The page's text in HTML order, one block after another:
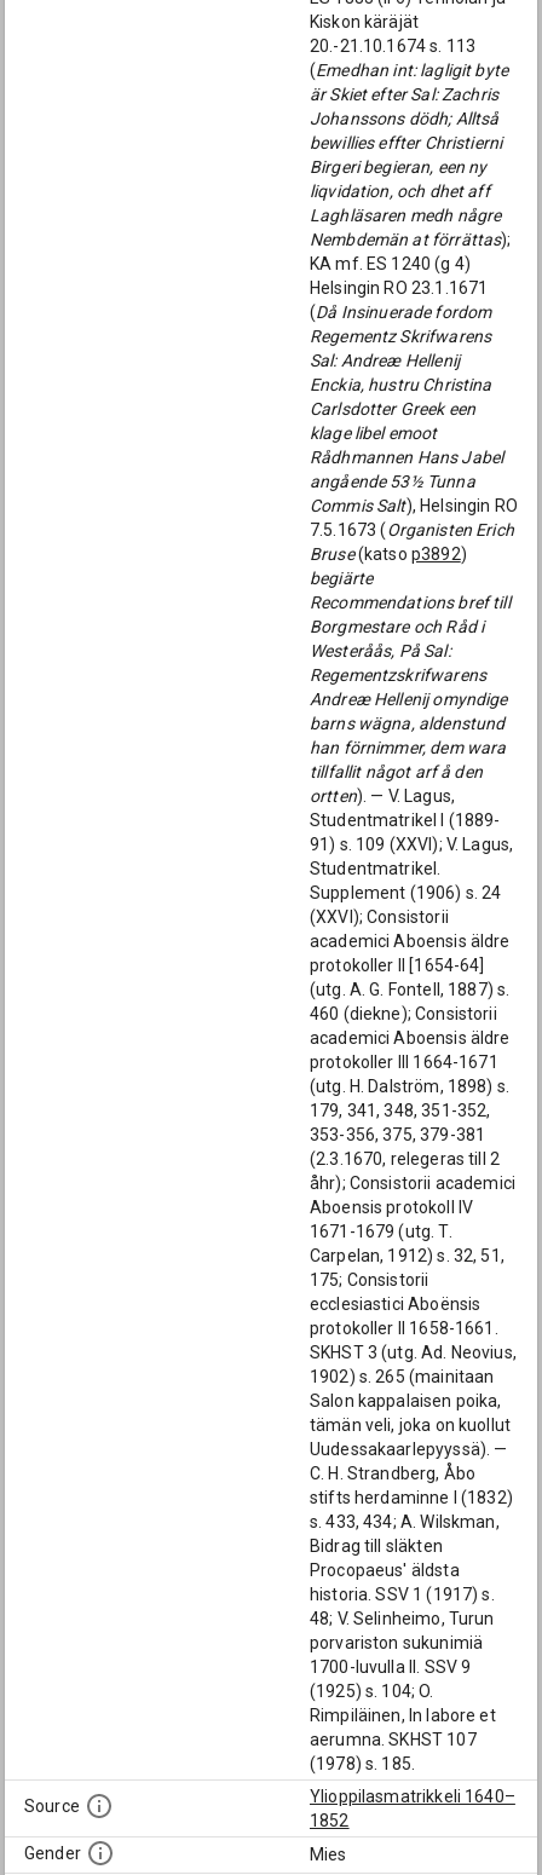
Kiskon käräjät
20.-21.10.1674 s. 113
(Emedhan int: lagligit byte
är Skiet efter Sal: Zachris
Johanssons dödh; Alltså
bewillies effter Christierni
Birgeri begieran, een ny
liqvidation, och dhet aff
Laghläsaren medh någre
Nembdemän at förrättas);
KA mf. ES 1240 (g 4)
Helsingin RO 23.1.1671
(Då Insinuerade fordom
Regementz Skrifwarens
Sal: Andreæ Hellenij
Enckia, hustru Christina
Carlsdotter Greek een
klage libel emoot
Rådhmannen Hans Jabel
angående 53½ Tunna
Commis Salt), Helsingin RO
7.5.1673 (Organisten Erich
Bruse(katso p3892)
begiärte
Recommendations bref till
Borgmestare och Råd i
Westeråås, På Sal:
Regementzskrifwarens
Andreæ Hellenij omyndige
barns wägna, aldenstund
han förnimmer, dem wara
tillfallit något arf å den
ortten). — V. Lagus,
Studentmatrikel I (1889-
91) s. 109 (XXVI); V. Lagus,
Studentmatrikel.
Supplement (1906) s. 24
(XXVI); Consistorii
academici Aboensis äldre
protokoller II [1654-64]
(utg. A. G. Fontell, 1887) s.
460 (diekne); Consistorii
academici Aboensis äldre
protokoller III 1664-1671
(utg. H. Dalström, 1898) s.
179, 341, 348, 351-352,
353-356, 375, 379-381
(2.3.1670, relegeras till 2
åhr); Consistorii academici
Aboensis protokoll IV
1671-1679 (utg. T.
Carpelan, 1912) s. 32, 51,
175; Consistorii
ecclesiastici Aboënsis
protokoller II 1658-1661.
SKHST 3 (utg. Ad. Neovius,
1902) s. 265 (mainitaan
Salon kappalaisen poika,
tämän veli, joka on kuollut
Uudessakaarlepyyssä). —
C. H. Strandberg, Åbo
stifts herdaminne I (1832)
s. 433, 434; A. Wilskman,
Bidrag till släkten
Procopaeus' äldsta
historia. SSV 1 (1917) s.
48; V. Selinheimo, Turun
porvariston sukunimiä
1700-luvulla II. SSV 9
(1925) s. 104; O.
Rimpiläinen, In labore et
aerumna. SKHST 107
(1978) s. 185.
Source
Ylioppilasmatrikkeli 1640–
1852
Gender
Mies